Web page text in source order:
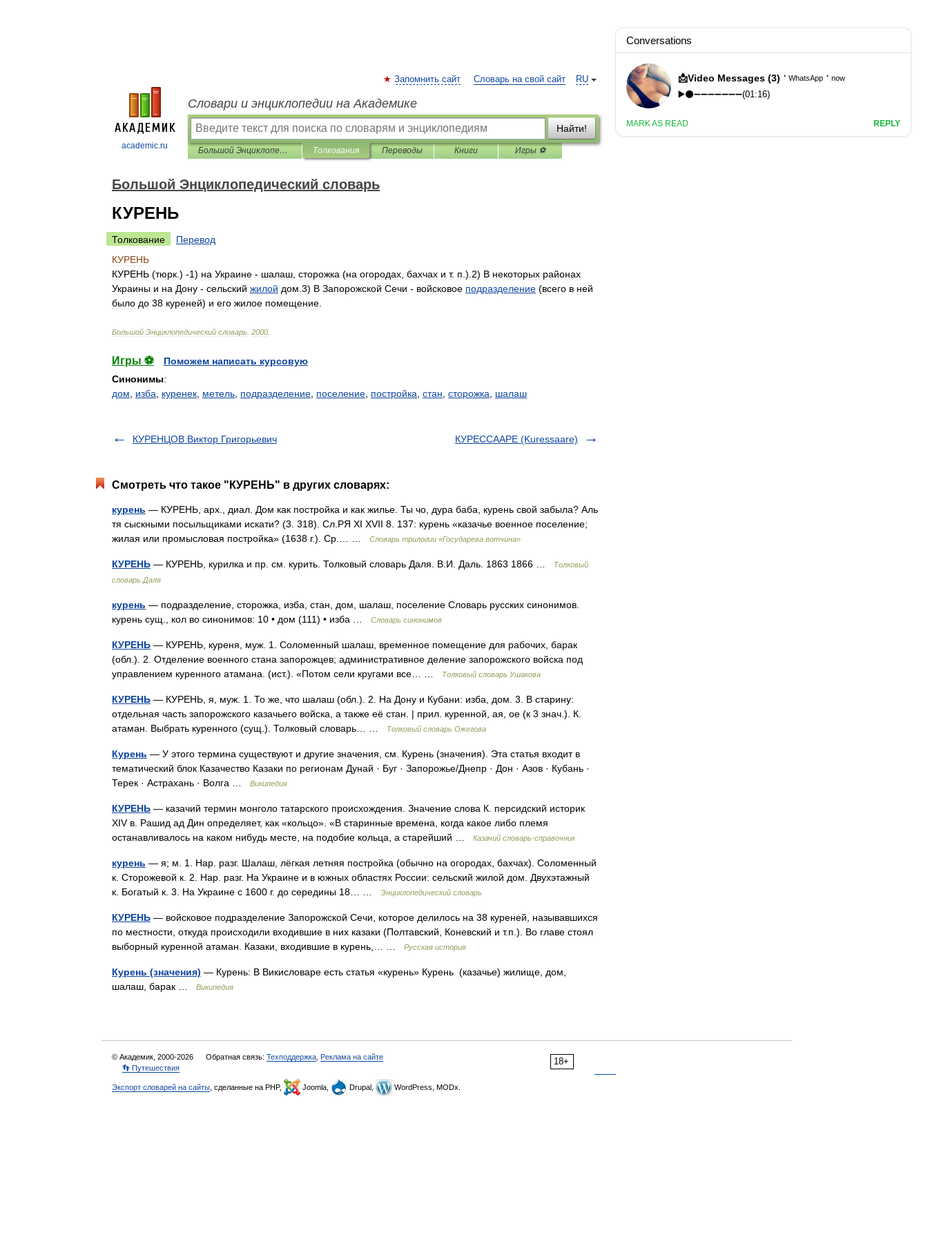
academic.ru
RU
Запомнить сайт Словарь на свой сайт
Словари и энциклопедии на Академике
Найти!
Большой Энциклопедический словарь Толкования Переводы Книги Игры ⚽
Большой Энциклопедический словарь
КУРЕНЬ
Толкование
Перевод
КУРЕНЬ
КУРЕНЬ (тюрк .) -1) на Украине - шалаш сторожка (на огородах бахчах и т. п .). 2) В некоторых районах
Украины и на Дону - сельский жилой дом 3) В Запорожской Сечи - войсковое подразделение (всего в ней
было до 38 куреней) и его жилое помещение
Большой Энциклопедический словарь 2000
Игры ⚽
Поможем написать курсовую
Синонимы:
дом
изба куренек метель подразделение поселение постройка стан сторожка шалаш
КУРЕНЦОВ Виктор Григорьевич КУРЕССААРЕ (Kuressaare)
Смотреть что такое "КУРЕНЬ" в других словарях:
курень — КУРЕНЬ, арх., диал. Дом как постройка и как жилье. Ты чо, дура баба, курень свой забыла? Аль
тя сыскными посыльщиками искати? (3. 318). Сл.РЯ XI XVII 8. 137: курень «казачье военное поселение;
жилая или промысловая постройка» (1638 г.). Ср.… …
Словарь трилогии «Государева вотчина»
КУРЕНЬ — КУРЕНЬ, курилка и пр. см. курить. Толковый словарь Даля. В.И. Даль. 1863 1866 …
Толковый
словарь Даля
курень — подразделение, сторожка, изба, стан, дом, шалаш, поселение Словарь русских синонимов.
курень сущ., кол во синонимов: 10 • дом (111) • изба …
Словарь синонимов
КУРЕНЬ — КУРЕНЬ, куреня, муж. 1. Соломенный шалаш, временное помещение для рабочих, барак
(обл.). 2. Отделение военного стана запорожцев; административное деление запорожского войска под
управлением куренного атамана. (ист.). «Потом сели кругами все… …
Толковый словарь Ушакова
КУРЕНЬ — КУРЕНЬ, я, муж. 1. То же, что шалаш (обл.). 2. На Дону и Кубани: изба, дом. 3. В старину:
отдельная часть запорожского казачьего войска, а также её стан. | прил. куренной, ая, ое (к 3 знач.). К.
атаман. Выбрать куренного (сущ.). Толковый словарь… …
Толковый словарь Ожегова
Курень — У этого термина существуют и другие значения, см. Курень (значения). Эта статья входит в
тематический блок Казачество Казаки по регионам Дунай · Буг · Запорожье/Днепр · Дон · Азов · Кубань ·
Терек · Астрахань · Волга …
Википедия
КУРЕНЬ — казачий термин монголо татарского происхождения. Значение слова К. персидский историк
XIV в. Рашид ад Дин определяет, как «кольцо». «В старинные времена, когда какое либо племя
останавливалось на каком нибудь месте, на подобие кольца, а старейший …
Казачий словарь-справочник
курень — я; м. 1. Нар. разг. Шалаш, лёгкая летняя постройка (обычно на огородах, бахчах). Соломенный
к. Сторожевой к. 2. Нар. разг. На Украине и в южных областях России: сельский жилой дом. Двухэтажный
к. Богатый к. 3. На Украине с 1600 г. до середины 18… …
Энциклопедический словарь
КУРЕНЬ — войсковое подразделение Запорожской Сечи, которое делилось на 38 куреней, называвшихся
по местности, откуда происходили входившие в них казаки (Полтавский, Коневский и т.п.). Во главе стоял
выборный куренной атаман. Казаки, входившие в курень,… …
Русская история
Курень (значения) — Курень: В Викисловаре есть статья «курень» Курень (казачье) жилище, дом,
шалаш, барак …
Википедия
18+
© Академик, 2000-2026 Обратная связь: Техподдержка Реклама на сайте
👣 Путешествия
Экспорт словарей на сайты , сделанные на PHP, Joomla, Drupal, WordPress, MODx.